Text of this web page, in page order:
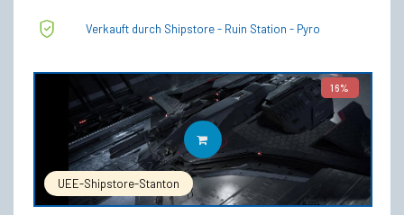
Verkauft durch Shipstore - Ruin Station - Pyro
16%
UEE-Shipstore-Stanton
IN DEN WARENKORB